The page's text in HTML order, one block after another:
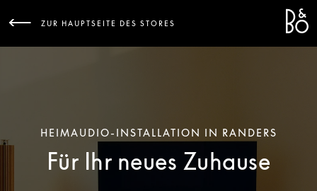
ZUR HAUPTSEITE DES STORES
HEIMAUDIO-INSTALLATION IN RANDERS
Für Ihr neues Zuhause